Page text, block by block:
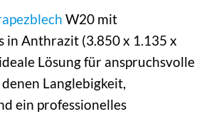
W20 mit
in Anthrazit (3.850 x 1.135 x
Lösung für anspruchsvolle
Langlebigkeit,
ein professionelles